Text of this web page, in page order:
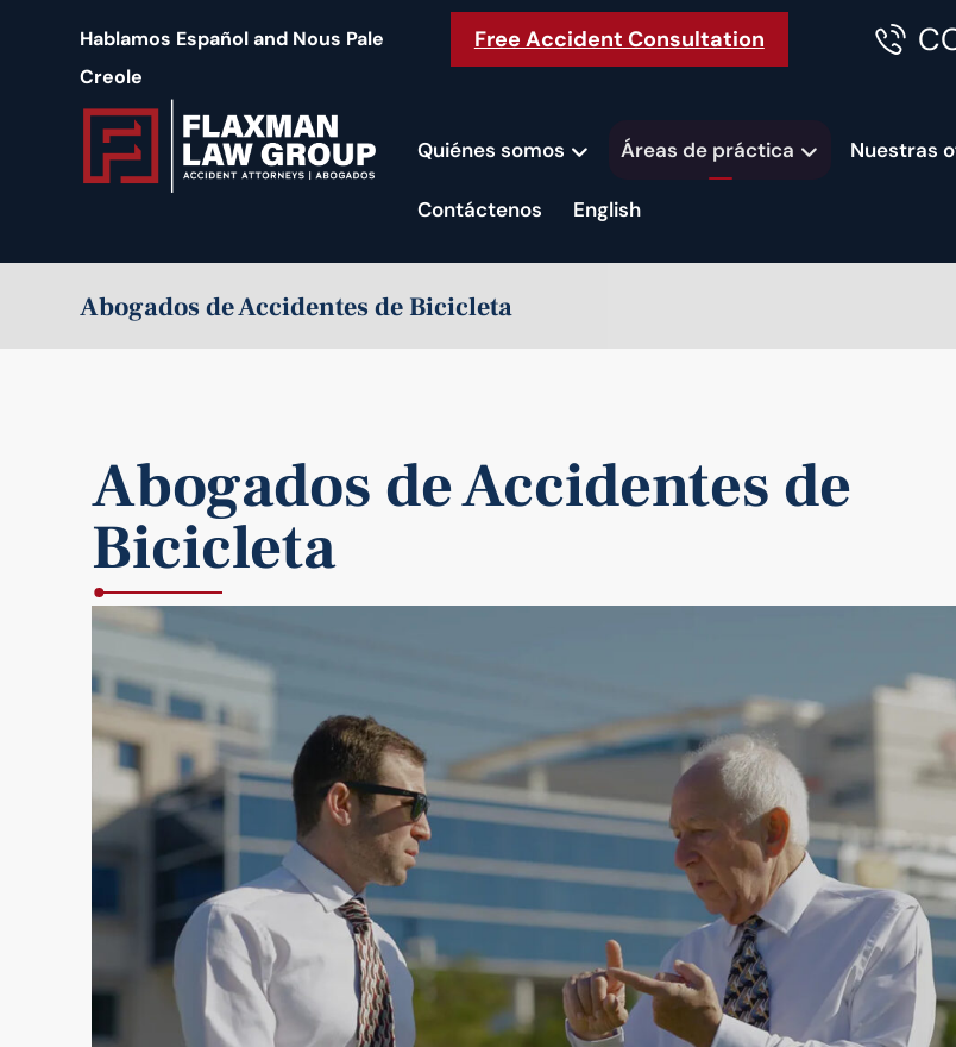
Hablamos Español and Nous Pale
Creole
Free Accident Consultation
Quiénes somos Áreas de práctica Nuestras
Contáctenos English
Abogados de Accidentes de Bicicleta
Abogados de Accidentes de
Bicicleta